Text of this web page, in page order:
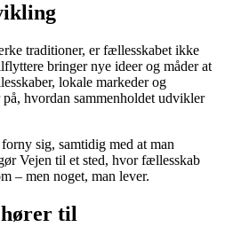
traditioner, er fællesskabet ikke
bringer nye ideer og måder at
lokale markeder og
hvordan sammenholdet udvikler
sig, samtidig med at man
Vejen til et sted, hvor fællesskab
– men noget, man lever.
til